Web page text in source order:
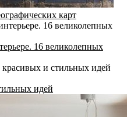
карт
16 великолепных
идей